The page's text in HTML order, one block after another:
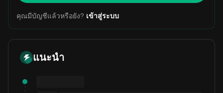
คุณมีบัญชีแล้วหรือยัง? เข้าสู่ระบบ
แนะนำ